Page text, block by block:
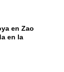
en Zao
en la